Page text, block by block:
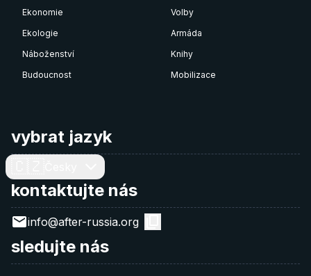
Ekonomie
Volby
Ekologie
Armáda
Náboženství
Knihy
Budoucnost
Mobilizace
vybrat jazyk
kontaktujte nás
info@after-russia.org
sledujte nás